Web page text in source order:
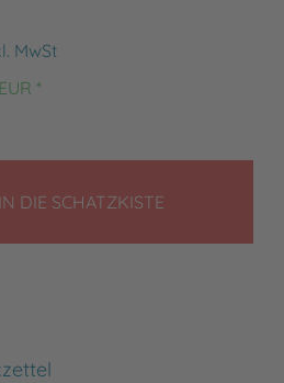
MwSt
*
IN DIE SCHATZKISTELEGEN